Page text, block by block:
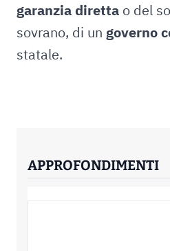
garanzia diretta o del
sovrano, di un governo
statale.
APPROFONDIMENTI